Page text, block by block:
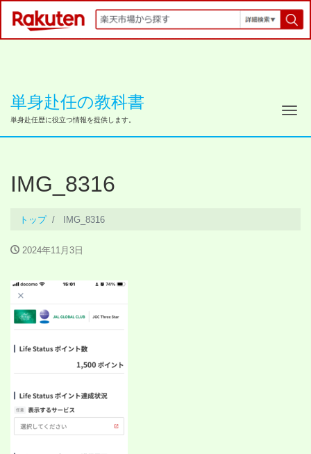
単身赴任の教科書
単身赴任歴に役立つ情報を提供します。 ナ
IMG_8316
トップ IMG_8316
2024年11月3日